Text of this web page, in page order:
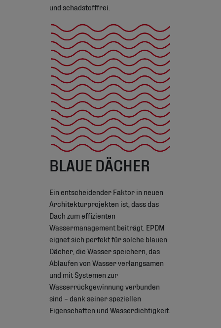
und schadstofffrei.
BLAUE DÄCHER
Ein entscheidender Faktor in neuen
Architekturprojekten ist, dass das
Dach zum effizienten
Wassermanagement beiträgt. EPDM
eignet sich perfekt für solche blauen
Dächer, die Wasser speichern, das
Ablaufen von Wasser verlangsamen
und mit Systemen zur
Wasserrückgewinnung verbunden
sind – dank seiner speziellen
Eigenschaften und Wasserdichtigkeit.